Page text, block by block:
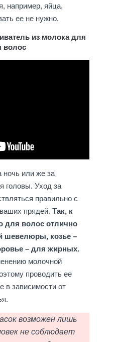
например, яйца,
ее не нужно.
из молока для
волос
ночь или же за
головы. Уход за
правильно с
прядей. Так, к
для волос отлично
шевелюры, козье –
– для жирных.
молочной
проводить ее
в зависимости от
возможен лишь
не соблюдает